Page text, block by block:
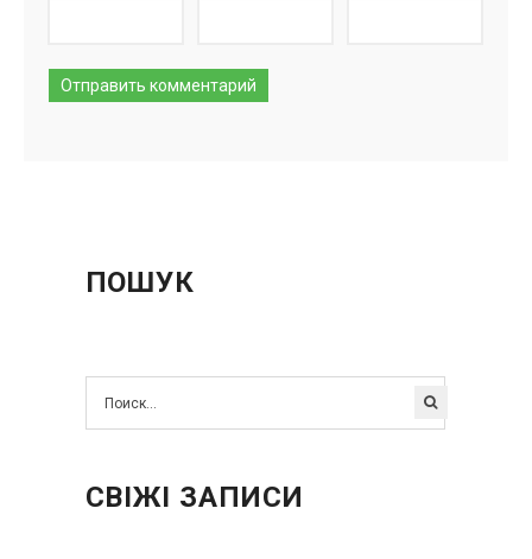
ПОШУК
СВІЖІ ЗАПИСИ